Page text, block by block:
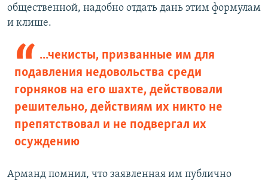
общественной, надобно отдать дань этим формулам
и клише.
...чекисты, призванные им для
подавления недовольства среди
горняков на его шахте, действовали
решительно, действиям их никто не
препятствовал и не подвергал их
осуждению
Арманд помнил, что заявленная им публично